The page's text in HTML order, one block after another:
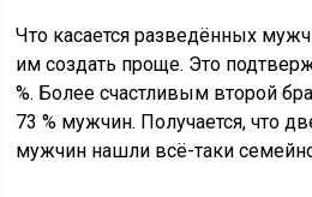
Что касается разведённых
им создать проще. Это
%. Более счастливым второй
73 % мужчин. Получается, что
мужчин нашли всё-таки